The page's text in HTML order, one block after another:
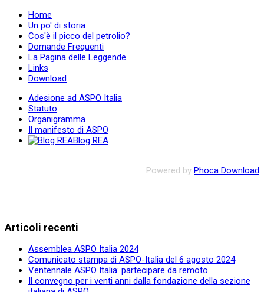
Home
Un po' di storia
Cos'è il picco del petrolio?
Domande Frequenti
La Pagina delle Leggende
Links
Download
Adesione ad ASPO Italia
Statuto
Organigramma
Il manifesto di ASPO
Blog REA
Powered by Phoca Download
Articoli recenti
Assemblea ASPO Italia 2024
Comunicato stampa di ASPO-Italia del 6 agosto 2024
Ventennale ASPO Italia: partecipare da remoto
Il convegno per i venti anni dalla fondazione della sezione